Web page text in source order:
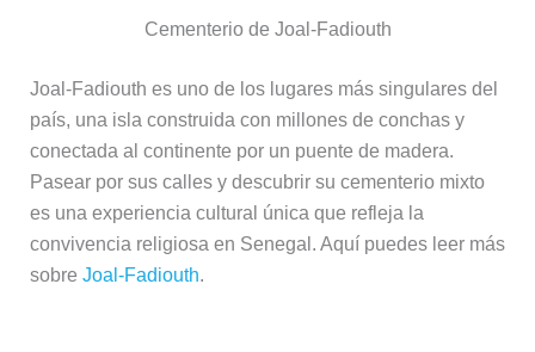
Cementerio de Joal-Fadiouth
Joal-Fadiouth es uno de los lugares más singulares del
país, una isla construida con millones de conchas y
conectada al continente por un puente de madera.
Pasear por sus calles y descubrir su cementerio mixto
es una experiencia cultural única que refleja la
convivencia religiosa en Senegal. Aquí puedes leer más
sobre Joal-Fadiouth.